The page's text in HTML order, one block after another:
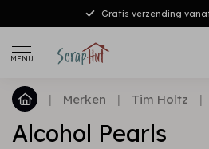
Gratis verzending
MENU
| Merken | Tim Holtz |
Alcohol Pearls